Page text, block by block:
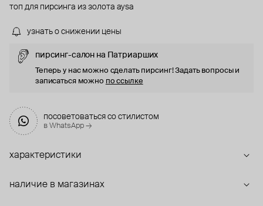
топ для пирсинга из золота aysa
узнать о снижении цены
пирсинг-салон на Патриарших
Теперь у нас можно сделать пирсинг! Задать вопросы и
записаться можно по ссылке
посоветоваться со стилистом
в WhatsApp →
характеристики
наличие в магазинах